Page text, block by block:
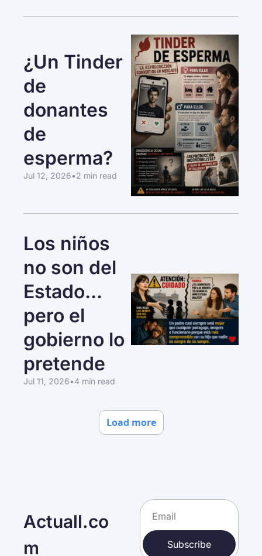
¿Un Tinder
de
donantes
de
esperma?
Jul 12, 2026•2 min read
Los niños
no son del
Estado...
pero el
gobierno lo
pretende
Jul 11, 2026•4 min read
Load more
Actuall.co
m
Subscribe